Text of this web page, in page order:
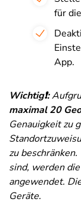
für
App.
Wichtig❗:
maximal 20
Genauigkeit zu
zu
sind, werden
angewendet.
Geräte.